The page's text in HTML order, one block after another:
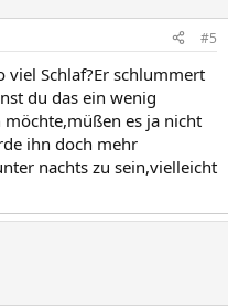
#5
Schlaf?Er schlummert
du das ein wenig
es ja nicht
ihn doch mehr
nachts zu sein,vielleicht